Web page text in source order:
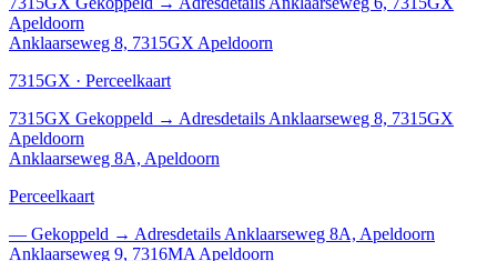
Apeldoorn
Anklaarseweg 8, 7315GX Apeldoorn
7315GX · Perceelkaart
7315GX Gekoppeld → Adresdetails Anklaarseweg 8, 7315GX
Apeldoorn
Anklaarseweg 8A, Apeldoorn
Perceelkaart
— Gekoppeld → Adresdetails Anklaarseweg 8A, Apeldoorn
Anklaarseweg 9, 7316MA Apeldoorn